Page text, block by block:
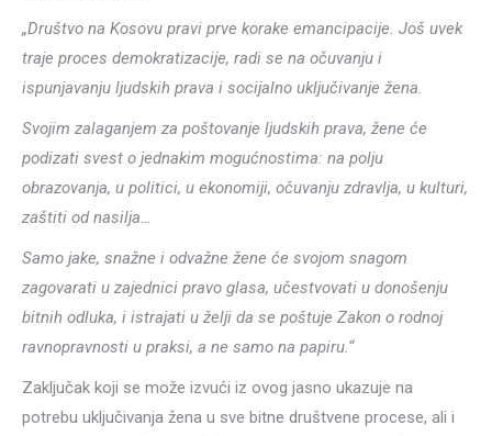
„Društvo na Kosovu pravi prve korake emancipacije. Još uvek
traje proces demokratizacije, radi se na očuvanju i
ispunjavanju ljudskih prava i socijalno uključivanje žena.
Svojim zalaganjem za poštovanje ljudskih prava, žene će
podizati svest o jednakim mogućnostima: na polju
obrazovanja, u politici, u ekonomiji, očuvanju zdravlja, u kulturi,
zaštiti od nasilja…
Samo jake, snažne i odvažne žene će svojom snagom
zagovarati u zajednici pravo glasa, učestvovati u donošenju
bitnih odluka, i istrajati u želji da se poštuje Zakon o rodnoj
ravnopravnosti u praksi, a ne samo na papiru.“
Zaključak koji se može izvući iz ovog jasno ukazuje na
potrebu uključivanja žena u sve bitne društvene procese, ali i